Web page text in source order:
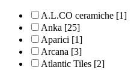
A.L.CO ceramiche [1]
Anka [25]
Aparici [1]
Arcana [3]
Atlantic Tiles [2]